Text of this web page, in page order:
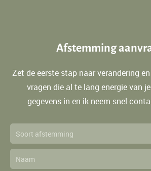
Afstemming
Zet de eerste stap naar verandering
vragen die al te lang energie van
gegevens in en ik neem snel